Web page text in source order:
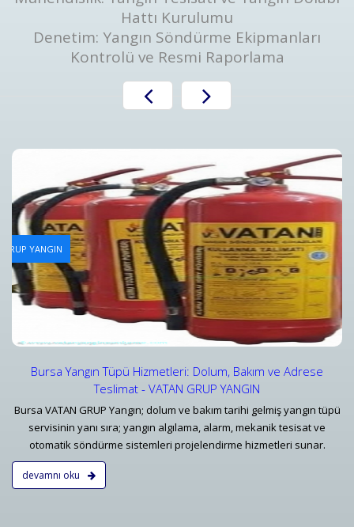
Hattı Kurulumu
Denetim: Yangın Söndürme Ekipmanları
Kontrolü ve Resmi Raporlama
YANGIN
Bursa Yangın Tüpü Hizmetleri: Dolum, Bakım ve Adrese
Teslimat - VATAN GRUP YANGIN
Bursa VATAN GRUP Yangın; dolum ve bakım tarihi gelmiş yangın tüpü
servisinin yanı sıra; yangın algılama, alarm, mekanik tesisat ve
otomatik söndürme sistemleri projelendirme hizmetleri sunar.
devamnı oku
Yangın Tüpü Dolum Hizmeti
Bursa Yangın Tüpü Dolum Hizmeti ve Fiyatları - Vatan
Detaylar